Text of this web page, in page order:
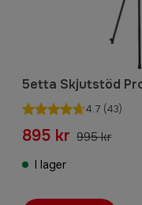
5etta Skjutstöd
4.7 (43)
895 kr 995 kr
I lager